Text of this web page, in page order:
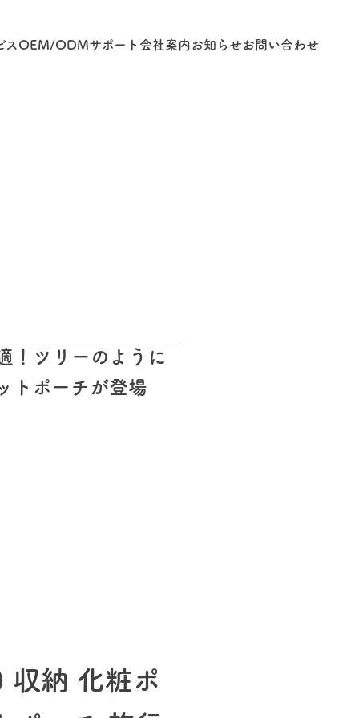
ス OEM/ODMサポート 会社案内 お知らせお問い合わせ
！ツリーのように
トポーチが登場
納 化粧ポ